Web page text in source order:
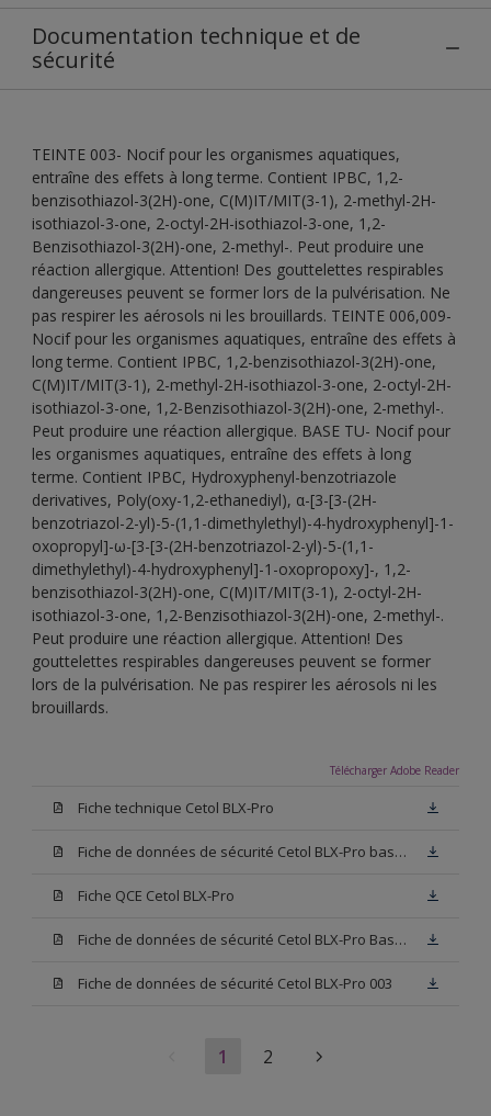
Documentation technique et de
sécurité
TEINTE 003- Nocif pour les organismes aquatiques,
entraîne des effets à long terme. Contient IPBC, 1,2-
benzisothiazol-3(2H)-one, C(M)IT/MIT(3-1), 2-methyl-2H-
isothiazol-3-one, 2-octyl-2H-isothiazol-3-one, 1,2-
Benzisothiazol-3(2H)-one, 2-methyl-. Peut produire une
réaction allergique. Attention! Des gouttelettes respirables
dangereuses peuvent se former lors de la pulvérisation. Ne
pas respirer les aérosols ni les brouillards. TEINTE 006,009-
Nocif pour les organismes aquatiques, entraîne des effets à
long terme. Contient IPBC, 1,2-benzisothiazol-3(2H)-one,
C(M)IT/MIT(3-1), 2-methyl-2H-isothiazol-3-one, 2-octyl-2H-
isothiazol-3-one, 1,2-Benzisothiazol-3(2H)-one, 2-methyl-.
Peut produire une réaction allergique. BASE TU- Nocif pour
les organismes aquatiques, entraîne des effets à long
terme. Contient IPBC, Hydroxyphenyl-benzotriazole
derivatives, Poly(oxy-1,2-ethanediyl), α-[3-[3-(2H-
benzotriazol-2-yl)-5-(1,1-dimethylethyl)-4-hydroxyphenyl]-1-
oxopropyl]-ω-[3-[3-(2H-benzotriazol-2-yl)-5-(1,1-
dimethylethyl)-4-hydroxyphenyl]-1-oxopropoxy]-, 1,2-
benzisothiazol-3(2H)-one, C(M)IT/MIT(3-1), 2-octyl-2H-
isothiazol-3-one, 1,2-Benzisothiazol-3(2H)-one, 2-methyl-.
Peut produire une réaction allergique. Attention! Des
gouttelettes respirables dangereuses peuvent se former
lors de la pulvérisation. Ne pas respirer les aérosols ni les
brouillards.
Télécharger Adobe Reader
Fiche technique Cetol BLX-Pro
Fiche de données de sécurité Cetol BLX-Pro base TC
Fiche QCE Cetol BLX-Pro
Fiche de données de sécurité Cetol BLX-Pro Base TU
Fiche de données de sécurité Cetol BLX-Pro 003
1 2